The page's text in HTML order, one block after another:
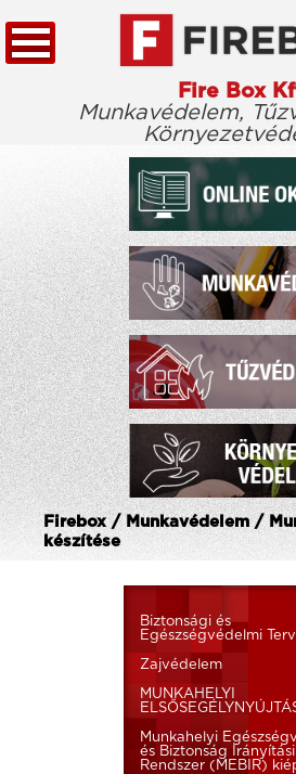
Fire Box
Munkavédelem,
KEZDŐLAP
TÖRVÉNYTÁR
CÉGÜNKRŐL
KIEMELT ÜGYFELEINK
ELÉRHETŐSÉG
Firebox / Munkavédelem /
készítése
Biztonsági és
Egészségvédelmi
Zajvédelem
MUNKAHELYI
Munkahelyi
és Biztonság Irányítási
Rendszer (MEBIR)